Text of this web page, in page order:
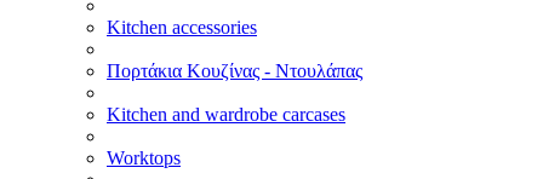
Kitchen accessories
Πορτάκια Κουζίνας - Ντουλάπας
Kitchen and wardrobe carcases
Worktops